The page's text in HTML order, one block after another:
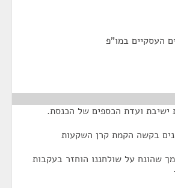
העסקיים במו"פ
ישיבת ועדת הכספים של הכנסת.
בקשה הקמת קרן השקעות
שהונח על שולחננו הוחזר בעקבות